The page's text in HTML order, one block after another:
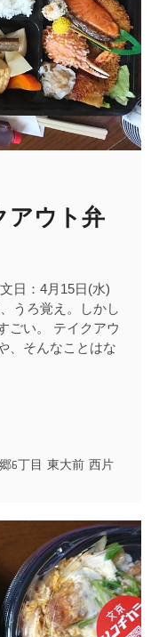
アウト弁
日：4月15日(水)
うろ覚え。しかし
ごい。 テイクアウ
、そんなことはな
6丁目 東大前 西片